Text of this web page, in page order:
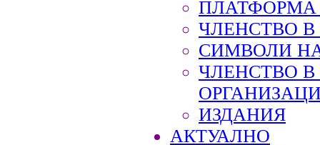
ПЛАТФОРМА
ЧЛЕНСТВО В
СИМВОЛИ
ЧЛЕНСТВО
ИЗДАНИЯ
АКТУАЛНО